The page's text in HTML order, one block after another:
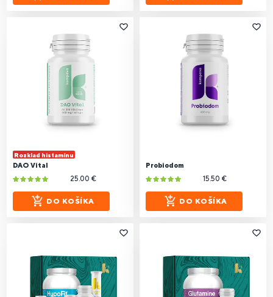
Rozklad histamínu
DAO Vital
25.00 €
DO KOŠÍKA
Probiodom
15.50 €
DO KOŠÍKA